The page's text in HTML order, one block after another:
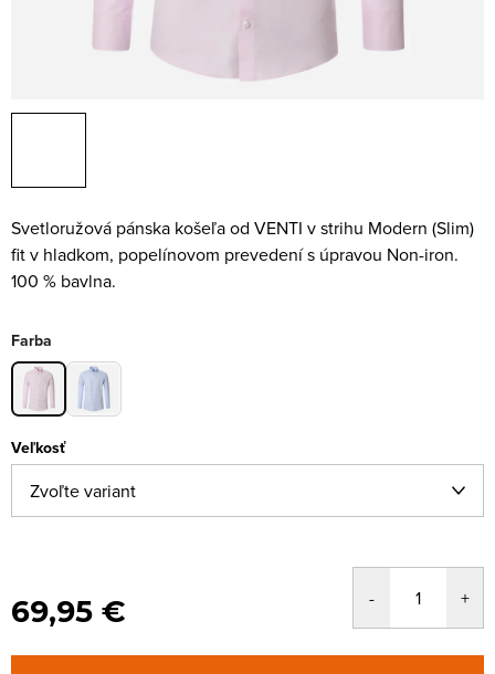
Svetloružová pánska košeľa od VENTI v strihu Modern (Slim)
fit v hladkom, popelínovom prevedení s úpravou Non-iron.
100 % bavlna.
Farba
Veľkosť
69,95 €